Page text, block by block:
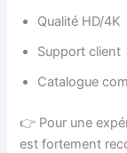
Qualité HD/4K
Support client
Catalogue
👉 Pour une
est fortement